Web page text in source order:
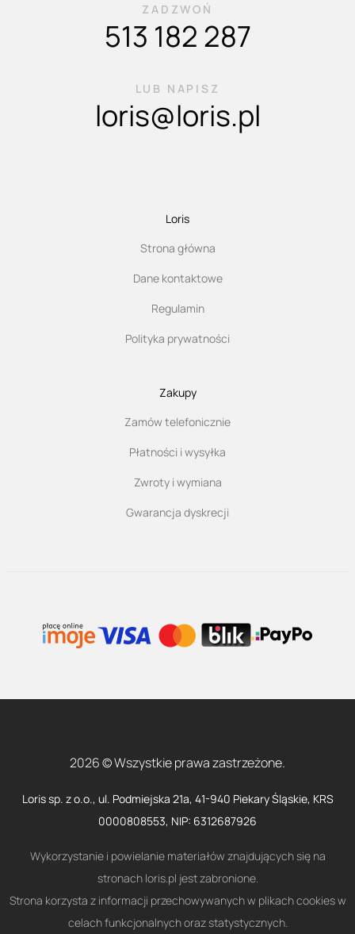
ZADZWOŃ
513 182 287
LUB NAPISZ
loris@loris.pl
Loris
Strona główna
Dane kontaktowe
Regulamin
Polityka prywatności
Zakupy
Zamów telefonicznie
Płatności i wysyłka
Zwroty i wymiana
Gwarancja dyskrecji
2026 © Wszystkie prawa zastrzeżone.
Loris sp. z o.o., ul. Podmiejska 21a, 41-940 Piekary Śląskie, KRS
0000808553, NIP: 6312687926
Wykorzystanie i powielanie materiałów znajdujących się na
stronach loris.pl jest zabronione.
Strona korzysta z informacji przechowywanych w plikach cookies w
celach funkcjonalnych oraz statystycznych.